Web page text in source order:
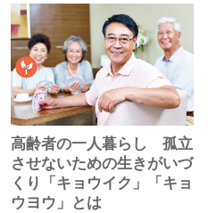
高齢者の一人暮らし 孤立
させないための生きがいづ
くり「キョウイク」「キョ
ウヨウ」とは